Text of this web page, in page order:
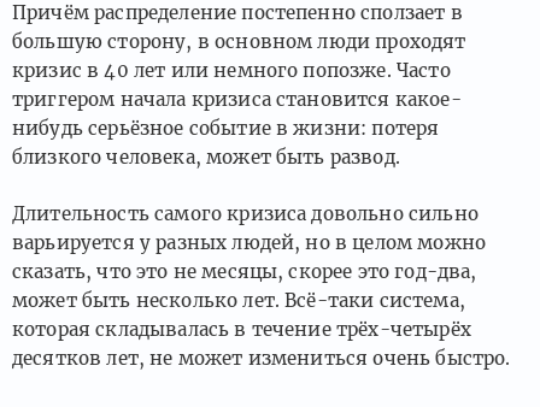
Причём распределение постепенно сползает в
большую сторону, в основном люди проходят
кризис в 40 лет или немного попозже. Часто
триггером начала кризиса становится какое-
нибудь серьёзное событие в жизни: потеря
близкого человека, может быть развод.
Длительность самого кризиса довольно сильно
варьируется у разных людей, но в целом можно
сказать, что это не месяцы, скорее это год-два,
может быть несколько лет. Всё-таки система,
которая складывалась в течение трёх-четырёх
десятков лет, не может измениться очень быстро.